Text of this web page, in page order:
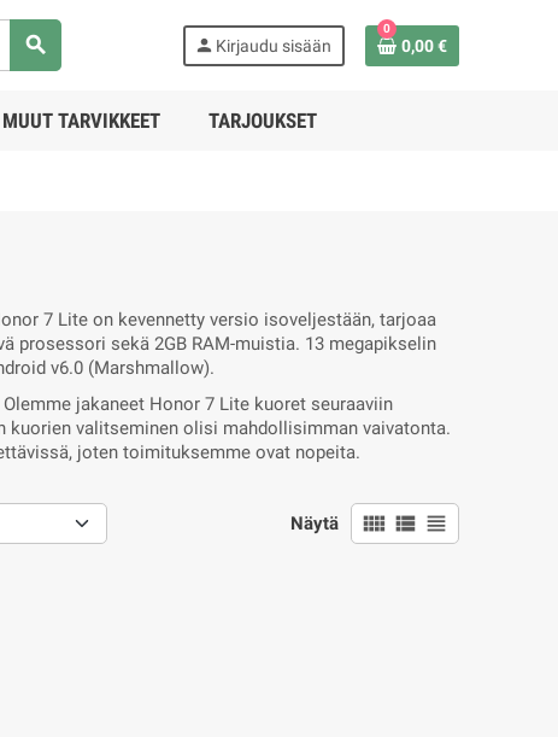
search person Kirjaudu sisään
0
0,00 €
MUUT TARVIKKEET TARJOUKSET
7 Lite on kevennetty versio isoveljestään, tarjoaa
prosessori sekä 2GB RAM-muistia. 13 megapikselin
v6.0 (Marshmallow).
jakaneet Honor 7 Lite kuoret seuraaviin
valitseminen olisi mahdollisimman vaivatonta.
joten toimituksemme ovat nopeita.
Näytä view_comfy view_list view_headline